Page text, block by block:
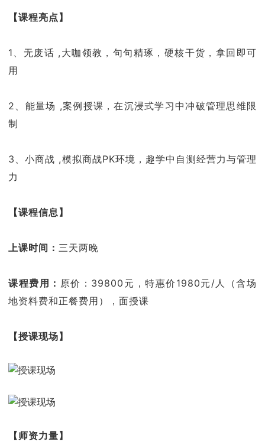
【课程亮点】
1、无废话 ,大咖领教，句句精琢，硬核干货，拿回即可
用
2、能量场 ,案例授课，在沉浸式学习中冲破管理思维限
制
3、小商战 ,模拟商战PK环境，趣学中自测经营力与管理
力
【课程信息】
上课时间： 三天两晚
课程费用： 原价：39800元，特惠价1980元/人（含场
地资料费和正餐费用），面授课
【授课现场】
【师资力量】